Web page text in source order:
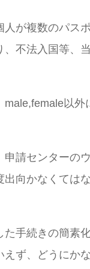
が複数のパス
不法入国等、
以
請センターの
向かなくては
手続きの簡素
ず、どうにか